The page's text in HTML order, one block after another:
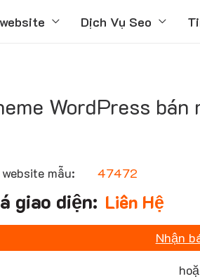
Dịch Vụ Seo
WordPress
mẫu: 47472
Liên Hệ
Nhận